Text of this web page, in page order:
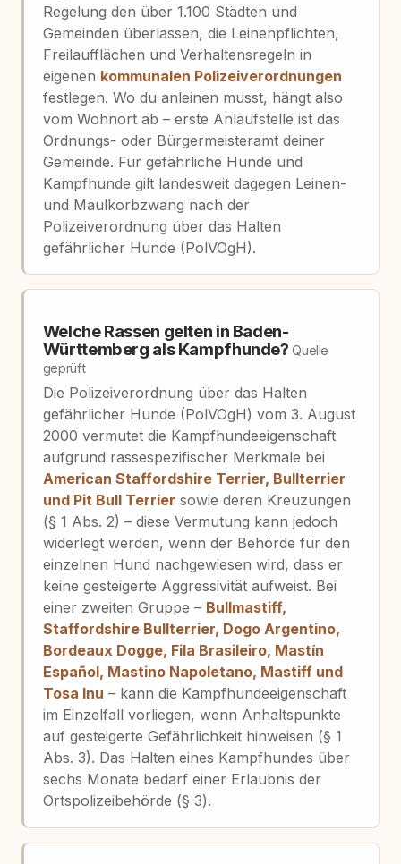
Regelung den über 1.100 Städten und
Gemeinden überlassen, die Leinenpflichten,
Freilaufflächen und Verhaltensregeln in
eigenen kommunalen Polizeiverordnungen
festlegen. Wo du anleinen musst, hängt also
vom Wohnort ab – erste Anlaufstelle ist das
Ordnungs- oder Bürgermeisteramt deiner
Gemeinde. Für gefährliche Hunde und
Kampfhunde gilt landesweit dagegen Leinen-
und Maulkorbzwang nach der
Polizeiverordnung über das Halten
gefährlicher Hunde (PolVOgH).
Welche Rassen gelten in Baden-
Württemberg als Kampfhunde?Quelle
geprüft
Die Polizeiverordnung über das Halten
gefährlicher Hunde (PolVOgH) vom 3. August
2000 vermutet die Kampfhundeeigenschaft
aufgrund rassespezifischer Merkmale bei
American Staffordshire Terrier, Bullterrier
und Pit Bull Terrier sowie deren Kreuzungen
(§ 1 Abs. 2) – diese Vermutung kann jedoch
widerlegt werden, wenn der Behörde für den
einzelnen Hund nachgewiesen wird, dass er
keine gesteigerte Aggressivität aufweist. Bei
einer zweiten Gruppe – Bullmastiff,
Staffordshire Bullterrier, Dogo Argentino,
Bordeaux Dogge, Fila Brasileiro, Mastín
Español, Mastino Napoletano, Mastiff und
Tosa Inu – kann die Kampfhundeeigenschaft
im Einzelfall vorliegen, wenn Anhaltspunkte
auf gesteigerte Gefährlichkeit hinweisen (§ 1
Abs. 3). Das Halten eines Kampfhundes über
sechs Monate bedarf einer Erlaubnis der
Ortspolizeibehörde (§ 3).